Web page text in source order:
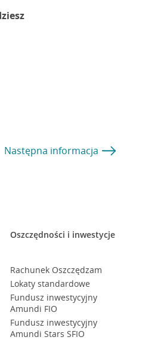
Następna informacja
Oszczędności i inwestycje
Rachunek Oszczędzam
Lokaty standardowe
Fundusz inwestycyjny
Amundi FIO
Fundusz inwestycyjny
Amundi Stars SFIO